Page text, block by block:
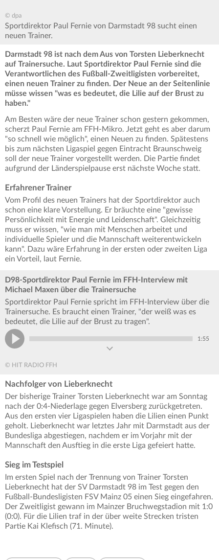
© dpa
Sportdirektor Paul Fernie von Darmstadt 98 sucht einen
neuen Trainer.
Darmstadt 98 ist nach dem Aus von Torsten Lieberknecht
auf Trainersuche. Laut Sportdirektor Paul Fernie sind die
Verantwortlichen des Fußball-Zweitligisten vorbereitet,
einen neuen Trainer zu finden. Der Neue an der Seitenlinie
müsse wissen "was es bedeutet, die Lilie auf der Brust zu
haben."
Am Besten wäre der neue Trainer schon gestern gekommen,
scherzt Paul Fernie am FFH-Mikro. Jetzt geht es aber darum
"so schnell wie möglich", einen Neuen zu finden. Spätestens
bis zum nächsten Ligaspiel gegen Eintracht Braunschweig
soll der neue Trainer vorgestellt werden. Die Partie findet
aufgrund der Länderspielpause erst nächste Woche statt.
Erfahrener Trainer
Vom Profil des neuen Trainers hat der Sportdirektor auch
schon eine klare Vorstellung. Er bräuchte eine "gewisse
Persönlichkeit mit Energie und Leidenschaft". Gleichzeitig
muss er wissen, "wie man mit Menschen arbeitet und
individuelle Spieler und die Mannschaft weiterentwickeln
kann". Dazu wäre Erfahrung in der ersten oder zweiten Liga
ein Vorteil, laut Fernie.
D98-Sportdirektor Paul Fernie im FFH-Interview mit
Michael Maxen über die Trainersuche
Sportdirektor Paul Fernie spricht im FFH-Interview über die
Trainersuche. Es braucht einen Trainer, "der weiß was es
bedeutet, die Lilie auf der Brust zu tragen".
1:55
© HIT RADIO FFH
Nachfolger von Lieberknecht
Der bisherige Trainer Torsten Lieberknecht war am Sonntag
nach der 0:4-Niederlage gegen Elversberg zurückgetreten.
Aus den ersten vier Ligaspielen haben die Lilien einen Punkt
geholt. Lieberknecht war letztes Jahr mit Darmstadt aus der
Bundesliga abgestiegen, nachdem er im Vorjahr mit der
Mannschaft den Ausftieg in die erste Liga gefeiert hatte.
Sieg im Testspiel
Im ersten Spiel nach der Trennung von Trainer Torsten
Lieberknecht hat der SV Darmstadt 98 im Test gegen den
Fußball-Bundesligisten FSV Mainz 05 einen Sieg eingefahren.
Der Zweitligist gewann im Mainzer Bruchwegstadion mit 1:0
(0:0). Für die Lilien traf in der über weite Strecken tristen
Partie Kai Klefisch (71. Minute).